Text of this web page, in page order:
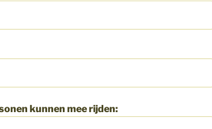
kunnen mee rijden: